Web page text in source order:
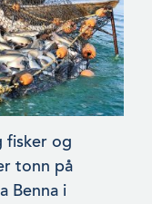
fisker og
tonn på
Benna i